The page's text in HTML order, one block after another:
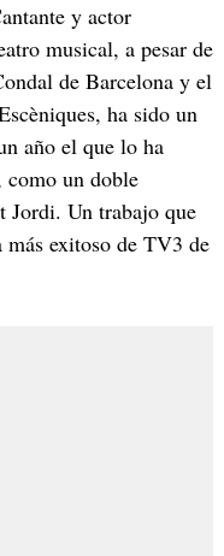
y actor
musical, a pesar de
de Barcelona y el
ha sido un
año el que lo ha
un doble
Jordi. Un trabajo que
exitoso de TV3 de